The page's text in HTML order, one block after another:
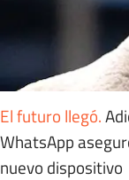
El futuro llegó.
WhatsApp
nuevo dispositivo